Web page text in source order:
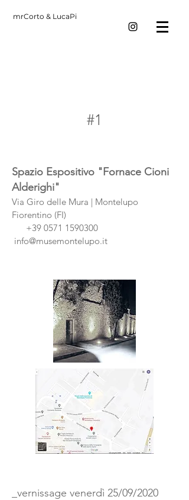
mrCorto & LucaPi
#1
Spazio Espositivo "Fornace Cioni
Alderighi"
Via Giro delle Mura | Montelupo
Fiorentino (FI)
+39 0571 1590300
info@musemontelupo.it
_vernissage venerdì 25/09/2020